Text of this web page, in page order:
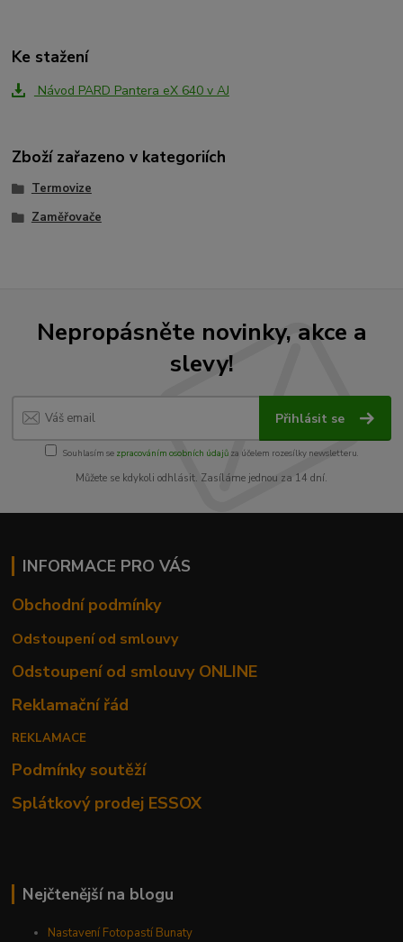
Ke stažení
Návod PARD Pantera eX 640 v AJ
Zboží zařazeno v kategoriích
Termovize
Zaměřovače
Nepropásněte novinky, akce a
slevy!
Přihlásit se
Souhlasím se zpracováním osobních údajůza účelem rozesílky newsletteru.
Můžete se kdykoli odhlásit. Zasíláme jednou za 14 dní.
INFORMACE PRO VÁS
Obchodní podmínky
Odstoupení od smlouvy
Odstoupení od smlouvy ONLINE
Reklamační řád
REKLAMACE
Podmínky soutěží
Splátkový prodej ESSOX
Nejčtenější na blogu
Nastavení Fotopastí Bunaty